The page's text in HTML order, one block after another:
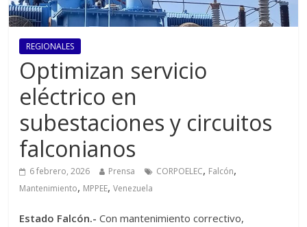
REGIONALES
Optimizan servicio
eléctrico en
subestaciones y circuitos
falconianos
6 febrero, 2026 Prensa CORPOELEC, Falcón,
Mantenimiento, MPPEE,Venezuela
Estado Falcón.-Con mantenimiento correctivo,